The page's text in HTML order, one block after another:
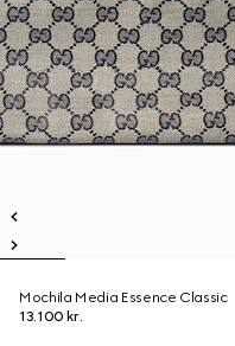
Mochila Media Essence Classic
13.100 kr.